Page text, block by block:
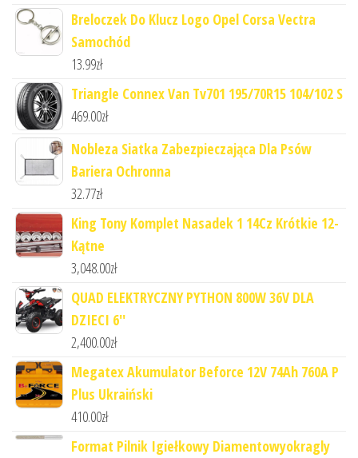
Breloczek Do Klucz Logo Opel Corsa Vectra
Samochód
13.99zł
Triangle Connex Van Tv701 195/70R15 104/102 S
469.00zł
Nobleza Siatka Zabezpieczająca Dla Psów
Bariera Ochronna
32.77zł
King Tony Komplet Nasadek 1 14Cz Krótkie 12-
Kątne
3,048.00zł
QUAD ELEKTRYCZNY PYTHON 800W 36V DLA
DZIECI 6''
2,400.00zł
Megatex Akumulator Beforce 12V 74Ah 760A P
Plus Ukraiński
410.00zł
Format Pilnik Igiełkowy Diamentowyokragly